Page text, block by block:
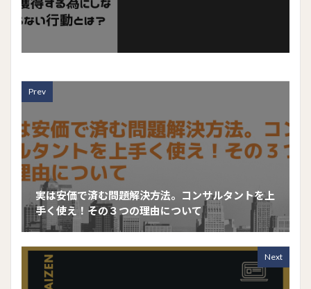
Prev
実は安価で済む問題解決方法。コンサルタントを上
手く使え！その３つの理由について
Next